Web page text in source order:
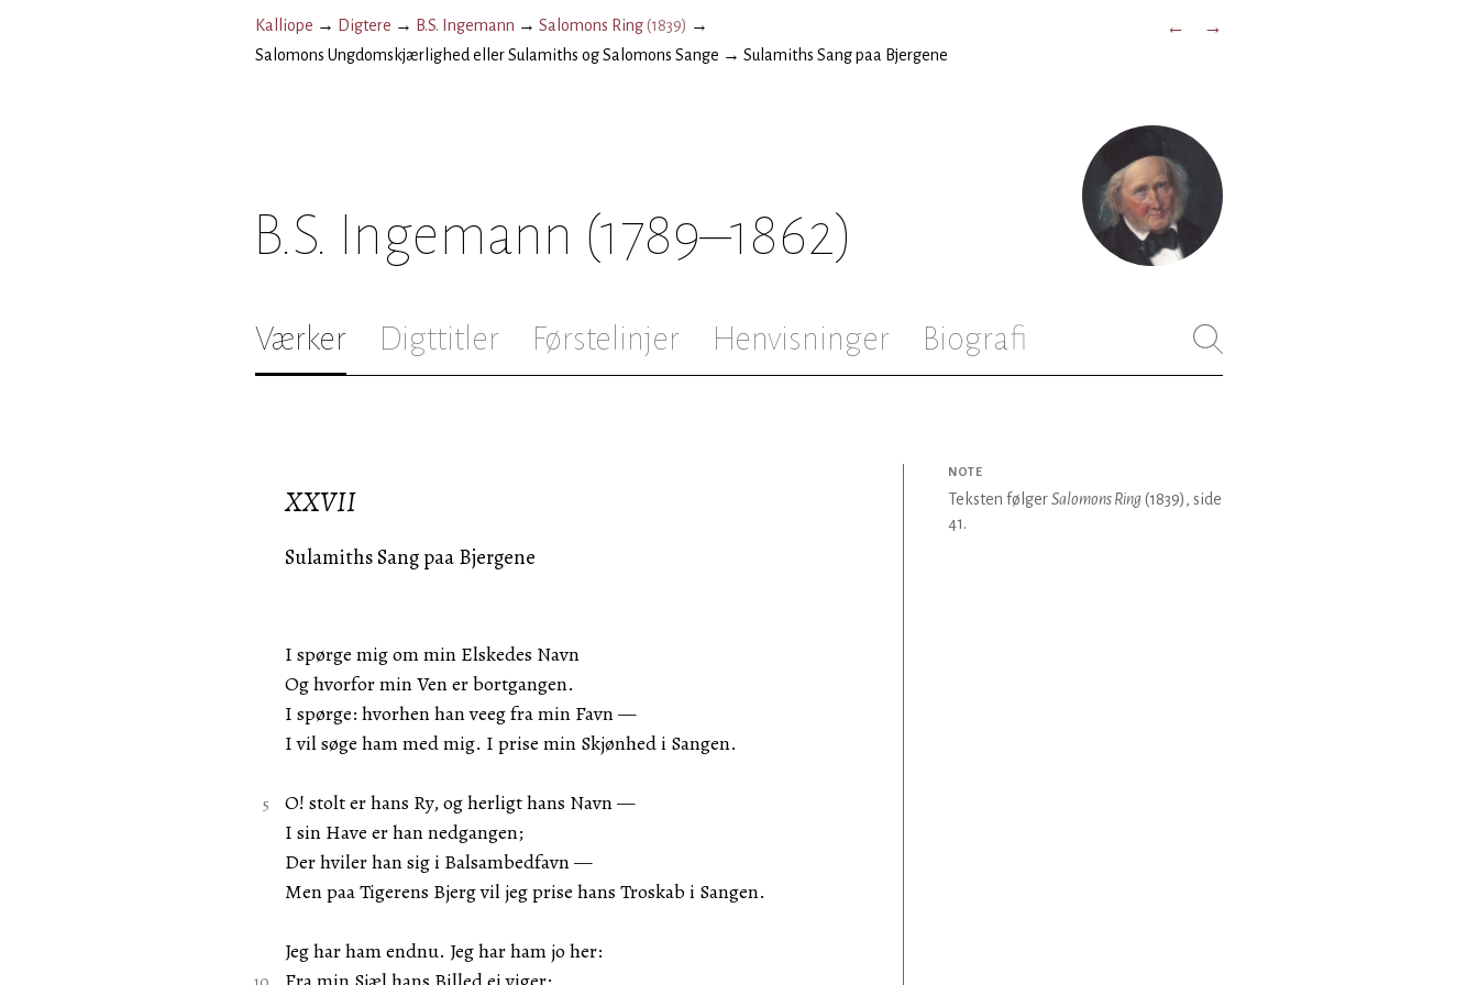
Kalliope → Digtere → B.S. Ingemann → Salomons Ring(1839) →
Salomons Ungdomskjærlighed eller Sulamiths og Salomons Sange → Sulamiths Sang paa Bjergene
← →
B.S. Ingemann (1789–1862)
Værker Digttitler Førstelinjer Henvisninger Biografi
XXVII
Sulamiths Sang paa Bjergene
I spørge mig om min Elskedes Navn
Og hvorfor min Ven er bortgangen.
I spørge: hvorhen han veeg fra min Favn —
I vil søge ham med mig. I prise min Skjønhed i Sangen.
O! stolt er hans Ry, og herligt hans Navn —
I sin Have er han nedgangen;
Der hviler han sig i Balsambedfavn —
Men paa Tigerens Bjerg vil jeg prise hans Troskab i Sangen.
Jeg har ham endnu. Jeg har ham jo her:
NOTE
Teksten følgerSalomons Ring(1839), side
41.